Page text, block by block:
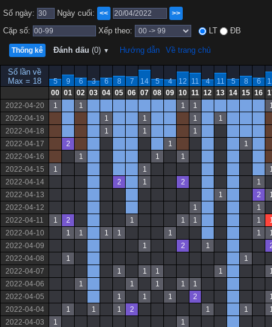
Số ngày: Ngày cuối: << >>
Cặp số: Xếp theo: LT ĐB
Thống kê Đánh dấu (0) ▼ Hướng dẫn Về trang chủ
Số lần về
Max = 18
5 9 6 3 6 8 7 14 5 4 12 11 4 11 5 8 6
00 01 02 03 04 05 06 07 08 09 10 11 12 13 14 15 16
2022-04-20
1 1 1 1
2022-04-19
1 1 1
1
2022-04-18
1 1
1
2022-04-17
2 1
1
2022-04-16
1 1
1
2022-04-15
1 1
2022-04-14
2 1 2
1
2022-04-13
1 2
2022-04-12
1
1
2022-04-11
1 2 1 1 1 1
2022-04-10
1 1 1 1 1 1
2022-04-09
1 2 1
2022-04-08
1
1
2022-04-07
1 1 1 1
2022-04-06
1 1 1 1
1
2022-04-05
1 1 1 2
2022-04-04
1 1 1 2 1 1
2022-04-03
1
1